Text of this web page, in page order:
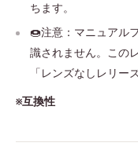
ちます。
🍩注意：マニュアル
識されません。この
「レンズなしレリー
※互換性